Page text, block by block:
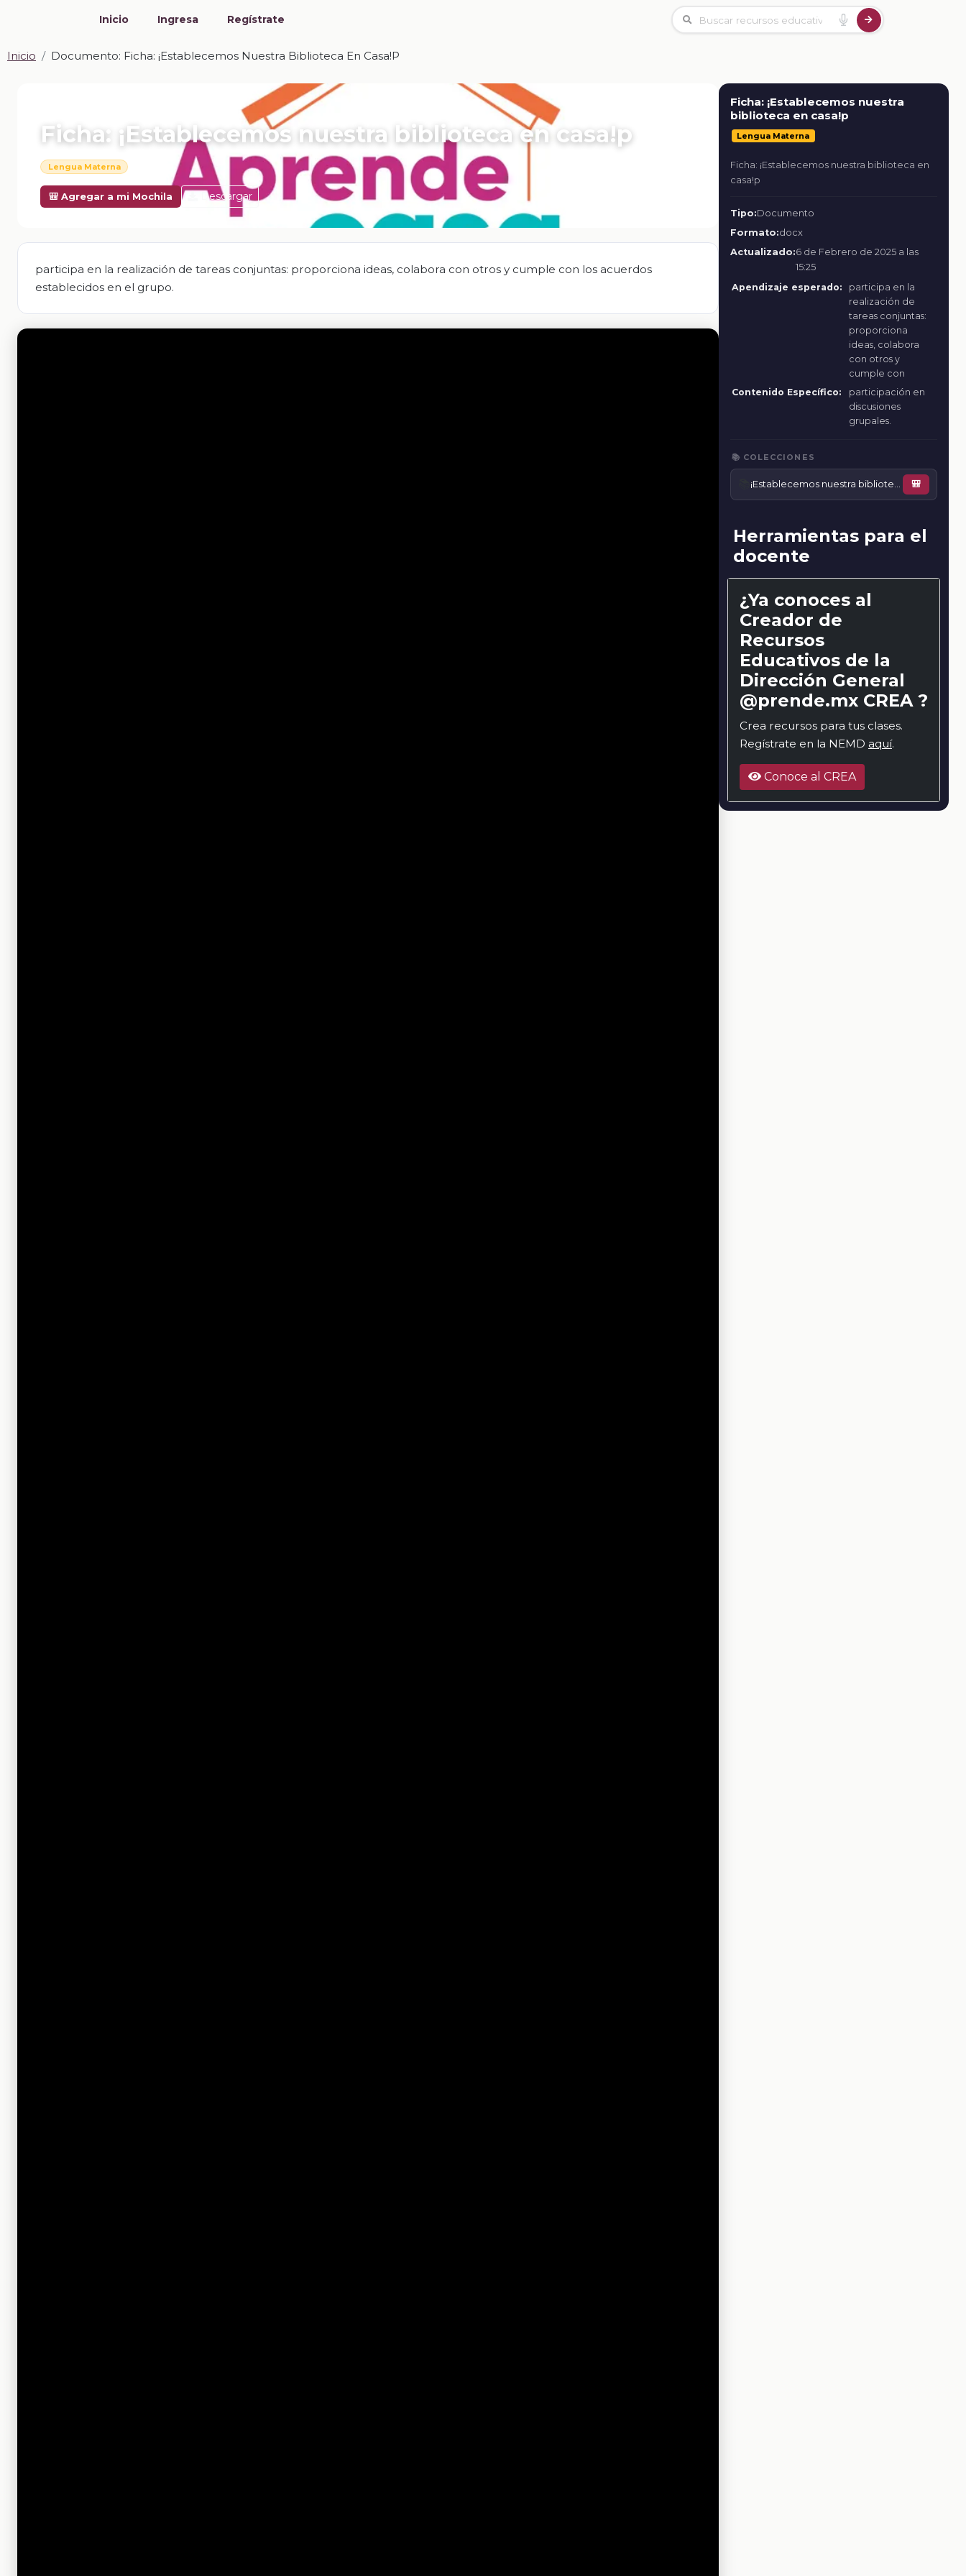
Inicio Ingresa Regístrate
Inicio Documento: Ficha: ¡Establecemos Nuestra Biblioteca En Casa!p
Ficha: ¡Establecemos nuestra biblioteca en casa!p
Lengua Materna
🎒 Agregar a mi Mochila Descargar
participa en la realización de tareas conjuntas: proporciona ideas, colabora con otros y cumple con los acuerdos
establecidos en el grupo.
Ficha: ¡Establecemos nuestra
biblioteca en casa!p
Lengua Materna
Ficha: ¡Establecemos nuestra biblioteca en
casa!p
Tipo:Documento
Formato:docx
Actualizado:6 de Febrero de 2025 a las
15:25
Apendizaje esperado:
participa en la
realización de
tareas conjuntas:
proporciona
ideas, colabora
con otros y
cumple con
Contenido Específico:
participación en
discusiones
grupales.
📚 COLECCIONES
¡Establecemos nuestra biblioteca en casa!p 🎒
Herramientas para el
docente
¿Ya conoces al
Creador de
Recursos
Educativos de la
Dirección General
@prende.mx CREA ?
Crea recursos para tus clases.
Regístrate en la NEMD aquí.
Conoce al CREA